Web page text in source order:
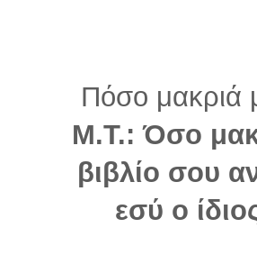
Πόσο μακριά
Μ.Τ.: Όσο
βιβλίο σου
εσύ ο